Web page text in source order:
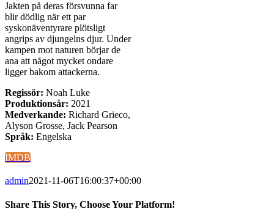
Jakten på deras försvunna far
blir dödlig när ett par
syskonäventyrare plötsligt
angrips av djungelns djur. Under
kampen mot naturen börjar de
ana att något mycket ondare
ligger bakom attackerna.
Regissör: Noah Luke
Produktionsår: 2021
Medverkande: Richard Grieco,
Alyson Grosse, Jack Pearson
Språk: Engelska
IMDB
admin2021-11-06T16:00:37+00:00
Share This Story, Choose Your Platform!